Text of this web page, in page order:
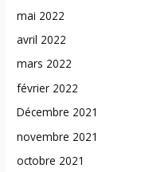
mai 2022
avril 2022
mars 2022
février 2022
Décembre 2021
novembre 2021
octobre 2021